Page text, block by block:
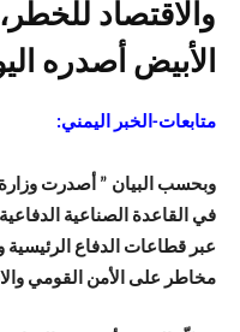
والاقتصاد
الأبيض أصدره
متابعات-الخبر اليمني:
وبحسب البيان ” أصدرت وزارة
في القاعدة الصناعية
عبر قطاعات الدفاع
مخاطر على الأمن القومي